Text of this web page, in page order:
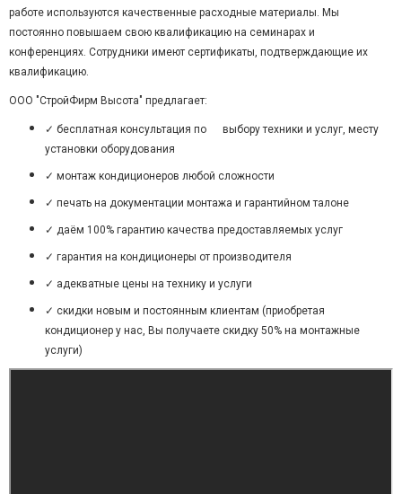
работе используются качественные расходные материалы. Мы
постоянно повышаем свою квалификацию на семинарах и
конференциях. Сотрудники имеют сертификаты, подтверждающие их
квалификацию.
ООО "СтройФирм Высота" предлагает:
✓ бесплатная консультация по выбору техники и услуг, месту
установки оборудования
✓ монтаж кондиционеров любой сложности
✓ печать на документации монтажа и гарантийном талоне
✓ даём 100% гарантию качества предоставляемых услуг
✓ гарантия на кондиционеры от производителя
✓ адекватные цены на технику и услуги
✓ скидки новым и постоянным клиентам (приобретая
кондиционер у нас, Вы получаете скидку 50% на монтажные
услуги)